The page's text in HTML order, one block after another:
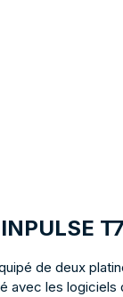
de deux
les